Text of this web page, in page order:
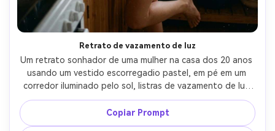
Retrato de vazamento de luz
Um retrato sonhador de uma mulher na casa dos 20 anos
usando um vestido escorregadio pastel, em pé em um
corredor iluminado pelo sol, listras de vazamento de luz
quente na borda do quadro, grão fino, pretos
desbotados, leve névoa de filme, destaques suaves,
tirado em Minolta X-700, lente de 85 mm, sorriso suave,
Copiar Prompt